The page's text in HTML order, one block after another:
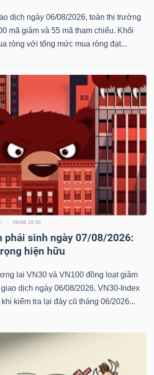
dịch ngày 06/08/2026, toàn thị trường
mã giảm và 55 mã tham chiếu. Khối
ròng với tổng mức mua ròng đạt...
06/08 19:30
phái sinh ngày 07/08/2026:
hiện hữu
lai VN30 và VN100 đồng loạt giảm
dịch ngày 06/08/2026. VN30-Index
kiểm tra lại đáy cũ tháng 06/2026...